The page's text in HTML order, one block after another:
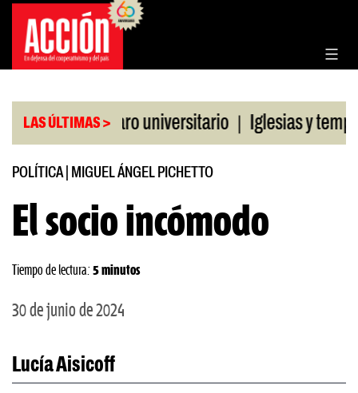
Saltar
contenido
LAS ÚLTIMAS >
al paro universitario | Iglesias y templos
POLÍTICA| MIGUEL ÁNGEL PICHETTO
El socio incómodo
Tiempo de lectura: 5 minutos
30 de junio de 2024
Lucía Aisicoff